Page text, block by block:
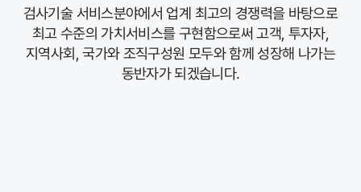
검사기술 서비스분야에서 업계 최고의 경쟁력을 바탕으로
최고 수준의 가치서비스를 구현함으로써 고객, 투자자,
지역사회, 국가와조직구성원 모두와 함께 성장해 나가는
동반자가 되겠습니다.